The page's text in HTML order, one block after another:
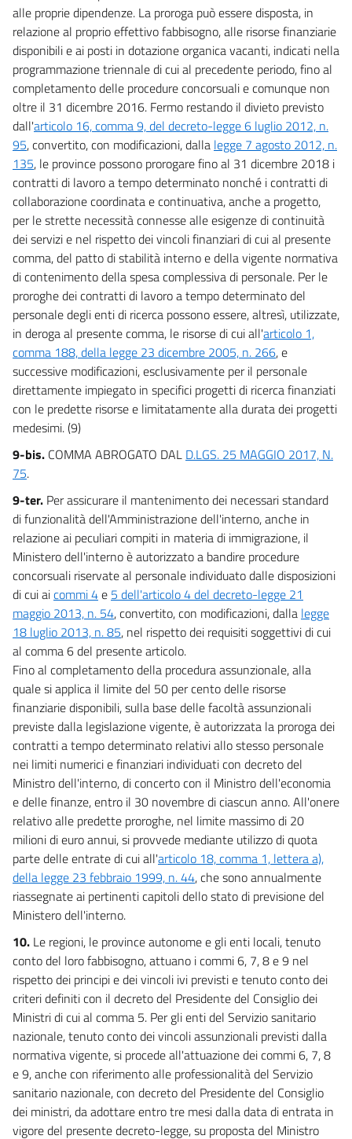
alle proprie dipendenze. La proroga può essere disposta, in
relazione al proprio effettivo fabbisogno, alle risorse finanziarie
disponibili e ai posti in dotazione organica vacanti, indicati nella
programmazione triennale di cui al precedente periodo, fino al
completamento delle procedure concorsuali e comunque non
oltre il 31 dicembre 2016. Fermo restando il divieto previsto
dall'articolo 16, comma 9, del decreto-legge 6 luglio 2012, n.
95, convertito, con modificazioni, dalla legge 7 agosto 2012, n.
135, le province possono prorogare fino al 31 dicembre 2018 i
contratti di lavoro a tempo determinato nonché i contratti di
collaborazione coordinata e continuativa, anche a progetto,
per le strette necessità connesse alle esigenze di continuità
dei servizi e nel rispetto dei vincoli finanziari di cui al presente
comma, del patto di stabilità interno e della vigente normativa
di contenimento della spesa complessiva di personale. Per le
proroghe dei contratti di lavoro a tempo determinato del
personale degli enti di ricerca possono essere, altresì, utilizzate,
in deroga al presente comma, le risorse di cui all'articolo 1,
comma 188, della legge 23 dicembre 2005, n. 266, e
successive modificazioni, esclusivamente per il personale
direttamente impiegato in specifici progetti di ricerca finanziati
con le predette risorse e limitatamente alla durata dei progetti
medesimi. (9)
9-bis. COMMA ABROGATO DAL D.LGS. 25 MAGGIO 2017, N.
75.
9-ter. Per assicurare il mantenimento dei necessari standard
di funzionalità dell'Amministrazione dell'interno, anche in
relazione ai peculiari compiti in materia di immigrazione, il
Ministero dell'interno è autorizzato a bandire procedure
concorsuali riservate al personale individuato dalle disposizioni
di cui aicommi 4e 5 dell'articolo 4 del decreto-legge 21
maggio 2013, n. 54, convertito, con modificazioni, dalla legge
18 luglio 2013, n. 85, nel rispetto dei requisiti soggettivi di cui
al comma 6 del presente articolo.
Fino al completamento della procedura assunzionale, alla
quale si applica il limite del 50 per cento delle risorse
finanziarie disponibili, sulla base delle facoltà assunzionali
previste dalla legislazione vigente, è autorizzata la proroga dei
contratti a tempo determinato relativi allo stesso personale
nei limiti numerici e finanziari individuati con decreto del
Ministro dell'interno, di concerto con il Ministro dell'economia
e delle finanze, entro il 30 novembre di ciascun anno. All'onere
relativo alle predette proroghe, nel limite massimo di 20
milioni di euro annui, si provvede mediante utilizzo di quota
parte delle entrate di cui all'articolo 18, comma 1, lettera a),
della legge 23 febbraio 1999, n. 44, che sono annualmente
riassegnate ai pertinenti capitoli dello stato di previsione del
Ministero dell'interno.
10. Le regioni, le province autonome e gli enti locali, tenuto
conto del loro fabbisogno, attuano i commi 6, 7, 8 e 9 nel
rispetto dei principi e dei vincoli ivi previsti e tenuto conto dei
criteri definiti con il decreto del Presidente del Consiglio dei
Ministri di cui al comma 5. Per gli enti del Servizio sanitario
nazionale, tenuto conto dei vincoli assunzionali previsti dalla
normativa vigente, si procede all'attuazione dei commi 6, 7, 8
e 9, anche con riferimento alle professionalità del Servizio
sanitario nazionale, con decreto del Presidente del Consiglio
dei ministri, da adottare entro tre mesi dalla data di entrata in
vigore del presente decreto-legge, su proposta del Ministro